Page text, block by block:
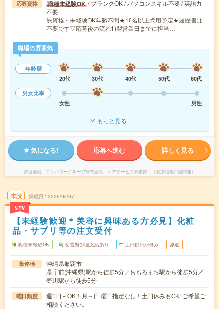
応募資格 職種未経験OK / ブランクOK / パソコンスキル不要 / 英語力
不要
無資格・未経験OK年齢不問★10名以上採用予定★履歴書は
不要です▽応募後の流れ1)翌営業日までに担当…
職場の雰囲気
年齢層
20代
30代 40代 50代
60代
男女比率
女性
男性
もっと見る
気になる! 応募へ進む 詳しく見る
派遣会社 マンパワーグループ株式会社 ケアサービス事業部 （医療福祉介護関連）
未読
NEW
掲載日 2026/08/07
【未経験歓迎＊美容に興味ある方必見】化粧
品・サプリ等の注文受付
職種未経験OK 交通費別途支給あり 土日祝日が休み 派遣
勤務地
沖縄県那覇市
県庁前(沖縄県)駅から徒歩5分／おもろまち駅から徒歩5分／
壺川駅から徒歩5分
曜日頻度
週1日～OK！月～日 曜日指定なし！土日休みもOK! ご希望ご
相談ください。